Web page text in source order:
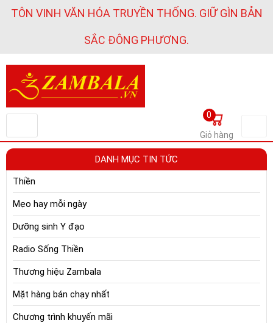
TÔN VINH VĂN HÓA TRUYỀN THỐNG. GIỮ GÌN BẢN
SẮC ĐÔNG PHƯƠNG.
0
Giỏ hàng
DANH MỤC TIN TỨC
Thiền
Mẹo hay mỗi ngày
Dưỡng sinh Y đạo
Radio Sống Thiền
Thương hiệu Zambala
Mặt hàng bán chạy nhất
Chương trình khuyến mãi